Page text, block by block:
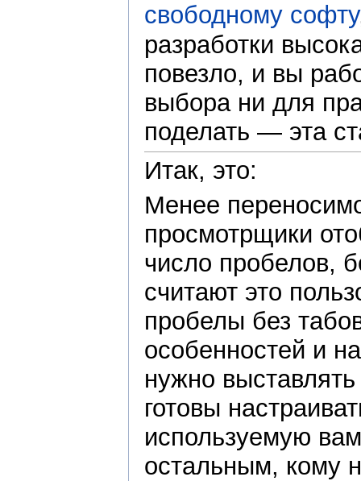
свободному софту
разработки
повезло, и вы
выбора ни для
поделать — эта
Итак, это:
Менее
просмотрщики
число пробелов,
считают это
пробелы без
особенностей и
нужно
готовы
используемую
остальным, кому